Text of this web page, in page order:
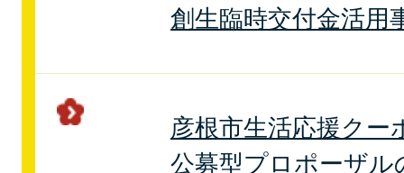
創生臨時交付金活用
彦根市生活応援クー
公募型プロポーザ